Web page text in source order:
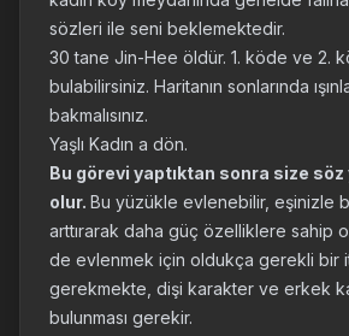
sözleri ile seni beklemektedir.
30 tane Jin-Hee öldür. 1. köde ve 2.
bulabilirsiniz. Haritanın sonlarında
bakmalısınız.
Yaşlı Kadın a dön.
Bu görevi yaptıktan sonra size
olur. Bu yüzükle evlenebilir, eşinizle
arttırarak daha güç özelliklere sahip
de evlenmek için oldukça gerekli bir
gerekmekte, dişi karakter ve erkek
bulunması gerekir.